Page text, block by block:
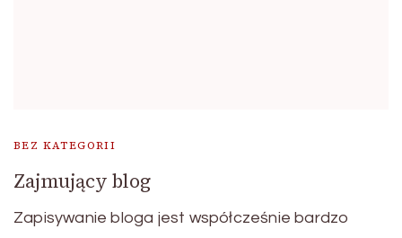
BEZ KATEGORII
Zajmujący blog
Zapisywanie bloga jest współcześnie bardzo